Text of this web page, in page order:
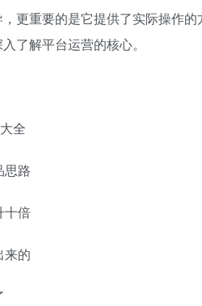
更重要的是它提供了实际操作
了解平台运营的核心。
全
思路
十倍
来的